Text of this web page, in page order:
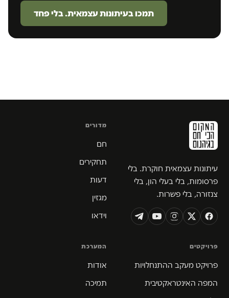
תמכו בעיתונות עצמאית. בלי פחד
עיתונות עצמאית חוקרת. בלי
פרסומות, בלי בעלי הון, בלי
צנזורה, בלי פשרות.
מדורים
חם
תחקירים
דעות
מגזין
וידאו
פרויקטים
פרויקט מעקב ההתנחלויות
המפה האינטראקטיבית
המערכת
אודות
תמיכה